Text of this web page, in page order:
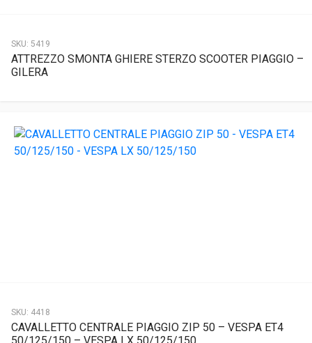
SKU: 5419
ATTREZZO SMONTA GHIERE STERZO SCOOTER PIAGGIO –
GILERA
SKU: 4418
CAVALLETTO CENTRALE PIAGGIO ZIP 50 – VESPA ET4